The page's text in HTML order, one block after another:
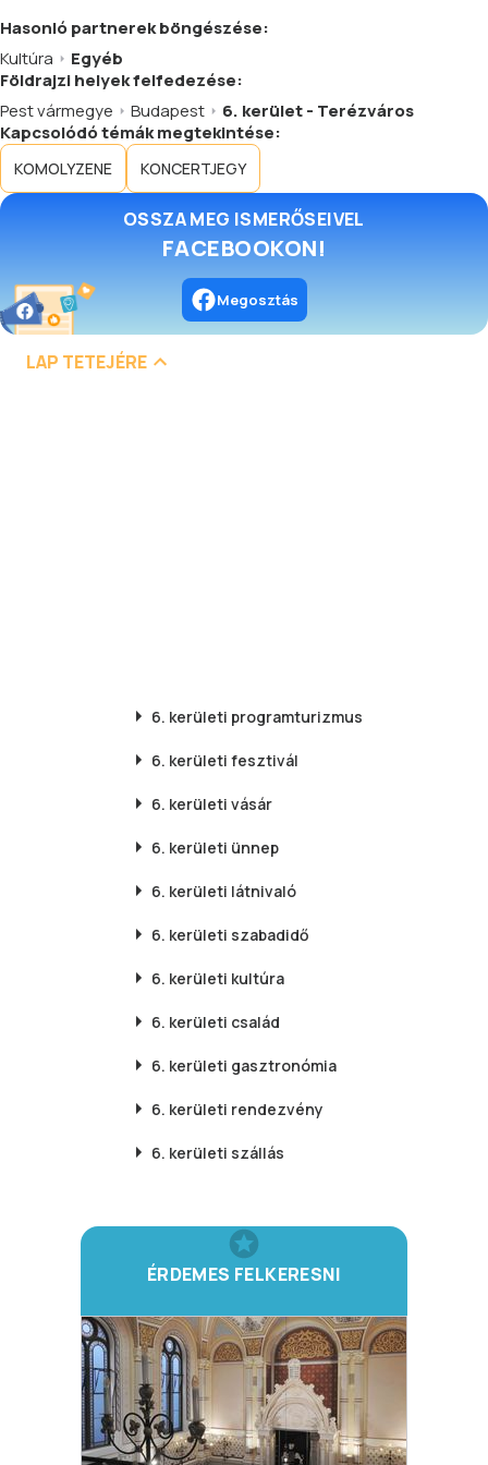
Hasonló partnerekböngészése:
Kultúra
Egyéb
Földrajzi helyek felfedezése:
Pest vármegye
Budapest
6. kerület - Terézváros
Kapcsolódó témák megtekintése:
KOMOLYZENE KONCERTJEGY
OSSZA MEG ISMERŐSEIVEL
FACEBOOKON!
Megosztás
LAP TETEJÉRE
6. kerületi programturizmus
6. kerületi fesztivál
6. kerületi vásár
6. kerületi ünnep
6. kerületi látnivaló
6. kerületi szabadidő
6. kerületi kultúra
6. kerületi család
6. kerületi gasztronómia
6. kerületi rendezvény
6. kerületi szállás
ÉRDEMES FELKERESNI